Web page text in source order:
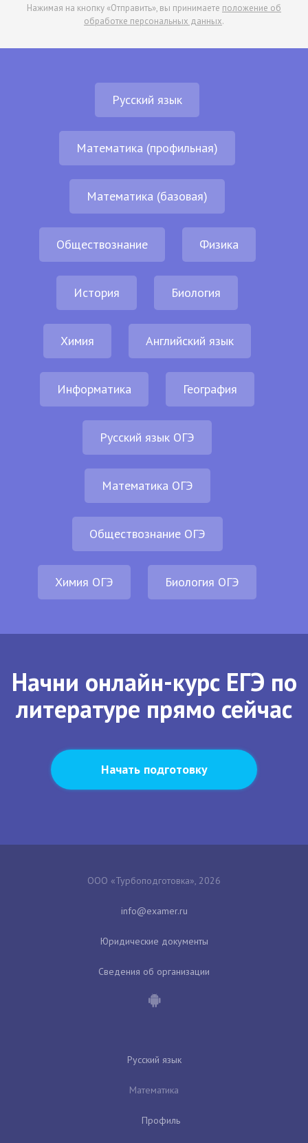
Нажимая на кнопку «Отправить», вы принимаете положение об
обработке персональных данных.
Русский язык
Математика (профильная)
Математика (базовая)
Обществознание Физика
История Биология
Химия Английский язык
Информатика География
Русский язык ОГЭ
Математика ОГЭ
Обществознание ОГЭ
Химия ОГЭ Биология ОГЭ
Начни онлайн-курс ЕГЭ по
литературе прямо сейчас
Начать подготовку
ООО «Турбоподготовка», 2026
Юридические документы
Сведения об организации
Русский язык
Математика
Профиль